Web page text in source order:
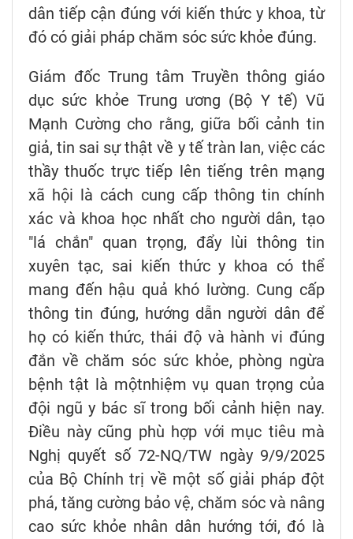
dân tiếp cận đúng với kiến thức y khoa, từ
đó có giải pháp chăm sóc sức khỏe đúng.
Giám đốc Trung tâm Truyền thông giáo
dục sức khỏe Trung ương (Bộ Y tế) Vũ
Mạnh Cường cho rằng, giữa bối cảnh tin
giả, tin sai sự thật về y tế tràn lan, việc các
thầy thuốc trực tiếp lên tiếng trên mạng
xã hội là cách cung cấp thông tin chính
xác và khoa học nhất cho người dân, tạo
"lá chắn" quan trọng, đẩy lùi thông tin
xuyên tạc, sai kiến thức y khoa có thể
mang đến hậu quả khó lường. Cung cấp
thông tin đúng, hướng dẫn người dân để
họ có kiến thức, thái độ và hành vi đúng
đắn về chăm sóc sức khỏe, phòng ngừa
bệnh tật là mộtnhiệm vụ quan trọng của
đội ngũ y bác sĩ trong bối cảnh hiện nay.
Điều này cũng phù hợp với mục tiêu mà
Nghị quyết số 72-NQ/TW ngày 9/9/2025
của Bộ Chính trị về một số giải pháp đột
phá, tăng cường bảo vệ, chăm sóc và nâng
cao sức khỏe nhân dân hướng tới, đó là